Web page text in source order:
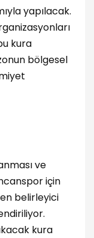
yapılacak.
kura
bölgesel
ve
için
belirleyici
kura